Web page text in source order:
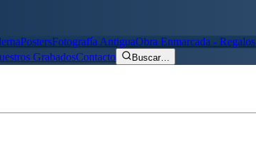
PostersFotografía AntiguaObra Enmarcada - Regalos
GrabadosContacto Buscar…